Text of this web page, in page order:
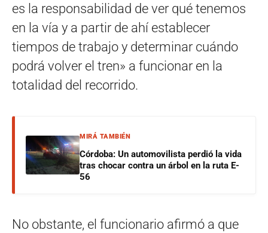
es la responsabilidad de ver qué tenemos
en la vía y a partir de ahí establecer
tiempos de trabajo y determinar cuándo
podrá volver el tren» a funcionar en la
totalidad del recorrido.
MIRÁ TAMBIÉN
Córdoba: Un automovilista perdió la vida
tras chocar contra un árbol en la ruta E-
56
No obstante, el funcionario afirmó a que